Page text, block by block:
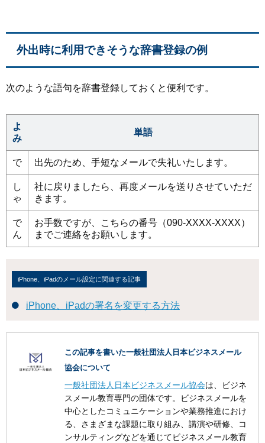
外出時に利用できそうな辞書登録の例
次のような語句を辞書登録しておくと便利です。
よ
み
単語
で 出先のため、手短なメールで失礼いたします。
し
ゃ
社に戻りましたら、再度メールを送りさせていただ
きます。
で
ん
お手数ですが、こちらの番号（090-XXXX-XXXX）
までご連絡をお願いします。
iPhone、iPadのメール設定に関連する記事
iPhone、iPadの署名を変更する方法
この記事を書いた一般社団法人日本ビジネスメール
協会について
一般社団法人日本ビジネスメール協会は、ビジネ
スメール教育専門の団体です。ビジネスメールを
中心としたコミュニケーションや業務推進におけ
る、さまざまな課題に取り組み、講演や研修、コ
ンサルティングなどを通じてビジネスメール教育